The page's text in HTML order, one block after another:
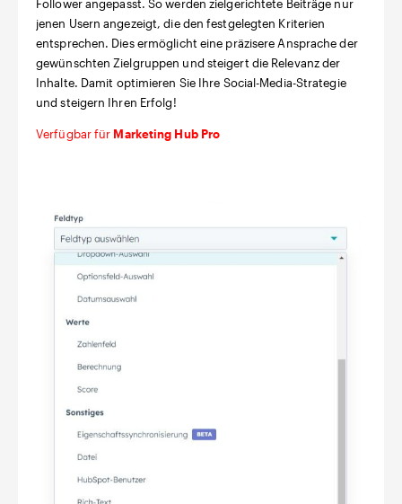
Follower angepasst. So werden zielgerichtete Beiträge nur
jenen Usern angezeigt, die den festgelegten Kriterien
entsprechen. Dies ermöglicht eine präzisere Ansprache der
gewünschten Zielgruppen und steigert die Relevanz der
Inhalte. Damit optimieren Sie Ihre Social-Media-Strategie
und steigern Ihren Erfolg!
Verfügbar für Marketing Hub Pro